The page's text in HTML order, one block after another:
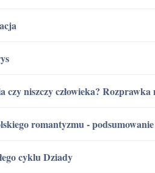
czy niszczy człowieka?
romantyzmu -
cyklu Dziady